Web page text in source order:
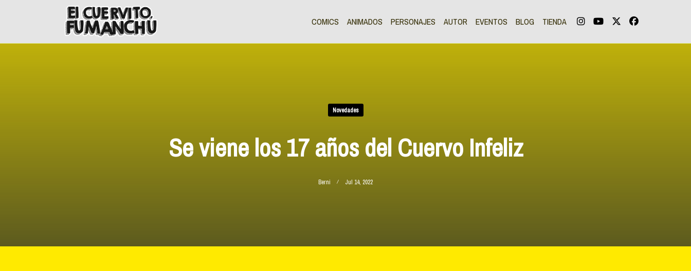
COMICS ANIMADOS PERSONAJES AUTOR EVENTOS BLOG TIENDA
Novedades
Se viene los 17 años del Cuervo Infeliz
Berni Jul 14, 2022